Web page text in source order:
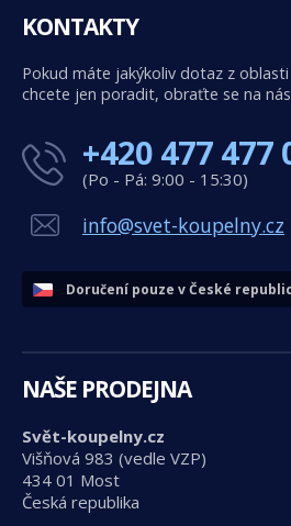
KONTAKTY
Pokud máte jakýkoliv dotaz z
chcete jen poradit, obraťte se na
+420 477 477
(Po - Pá: 9:00 - 15:30)
info@svet-koupelny.cz
Doručení pouze v České
NAŠE PRODEJNA
Svět-koupelny.cz
Višňová 983 (vedle VZP)
434 01 Most
Česká republika